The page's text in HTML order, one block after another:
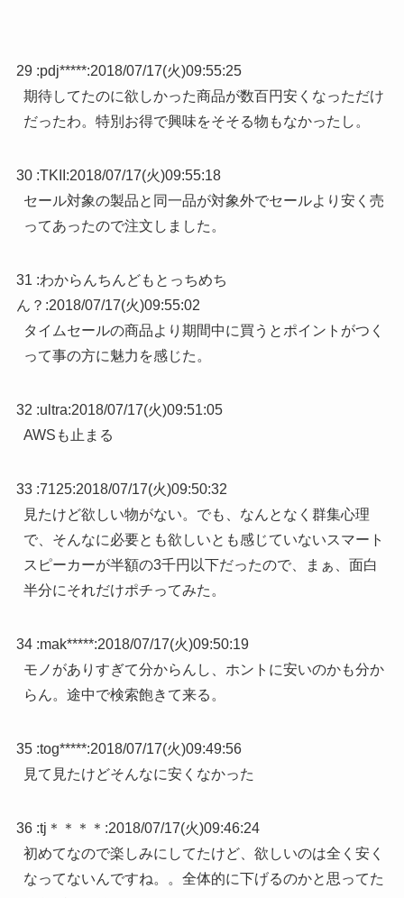
29 :pdj*****:2018/07/17(火)09:55:25
期待してたのに欲しかった商品が数百円安くなっただけ
だったわ。特別お得で興味をそそる物もなかったし。
30 :TKII :2018/07/17(火)09:55:18
セール対象の製品と同一品が対象外でセールより安く売
ってあったので注文しました。
31 :わからんちんどもとっちめち
ん？ :2018/07/17(火)09:55:02
タイムセールの商品より期間中に買うとポイントがつく
って事の方に魅力を感じた。
32 :ultra:2018/07/17(火)09:51:05
AWSも止まる
33 :7125:2018/07/17(火)09:50:32
見たけど欲しい物がない。でも、なんとなく群集心理
で、そんなに必要とも欲しいとも感じていないスマート
スピーカーが半額の3千円以下だったので、まぁ、面白
半分にそれだけポチってみた。
34 :mak*****:2018/07/17(火)09:50:19
モノがありすぎて分からんし、ホントに安いのかも分か
らん。途中で検索飽きて来る。
35 :tog*****:2018/07/17(火)09:49:56
見て見たけどそんなに安くなかった
36 :tj＊＊＊＊ :2018/07/17(火)09:46:24
初めてなので楽しみにしてたけど、欲しいのは全く安く
なってないんですね。。全体的に下げるのかと思ってた